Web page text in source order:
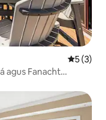
5 (3)
agus Fanacht